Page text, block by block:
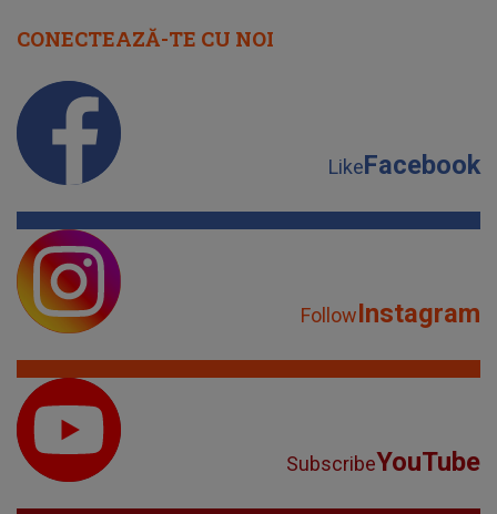
CONECTEAZĂ-TE CU NOI
LikeFacebook
FollowInstagram
SubscribeYouTube